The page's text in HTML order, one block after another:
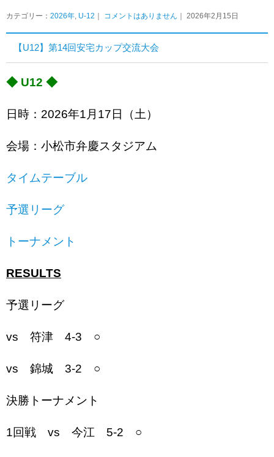
カテゴリー： 2026年, U-12 コメントはありません ｜ 2026年2月15日
【U12】第14回安宅カップ交流大会
◆ U12 ◆
日時：2026年1月17日（土）
会場：小松市弁慶スタジアム
タイムテーブル
予選リーグ
トーナメント
RESULTS
予選リーグ
vs 符津 4-3 ○
vs 錦城 3-2 ○
決勝トーナメント
1回戦 vs 今江 5-2 ○